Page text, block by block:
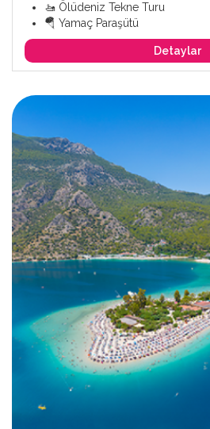
🚤 Ölüdeniz Tekne Turu
🪂 Yamaç Paraşütü
Detaylar